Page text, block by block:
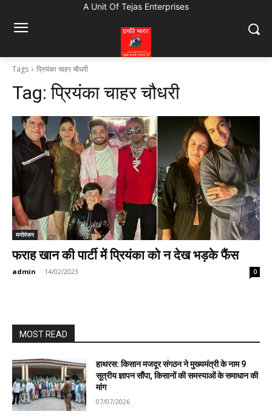
A Unit Of Tejas Enterprises
Tags प्रियंका चाहर चौधरी
Tag:प्रियंका चाहर चौधरी
मनोरंजन
फराह खान की पार्टी में प्रियंका को न देख भड़के फैंस
admin - 14/02/2023 0
MOST READ
हाथरस: किसान मजदूर संगठन ने मुख्यमंत्री के नाम 9
सूत्रीय ज्ञापन सौंपा, किसानों की समस्याओं के समाधान की
मांग
07/07/2026